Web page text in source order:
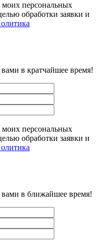
моих персональных
обработки заявки и
в кратчайшее время!
моих персональных
обработки заявки и
вами в ближайшее время!